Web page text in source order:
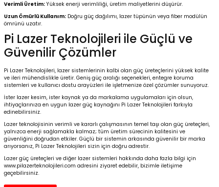
Verimli Üretim: Yüksek enerji verimliliği, üretim maliyetlerini düşürür.
Uzun Ömürlü Kullanım: Doğru güç dağılımı, lazer tüpünün veya fiber modülün
ömrünü uzatır.
Pi Lazer Teknolojileri ile Güçlü ve
Güvenilir Çözümler
Pi Lazer Teknolojileri, lazer sistemlerinin kalbi olan güç üreteçlerini yüksek kalite
ve ileri mühendislikle üretir. Geniş güç aralığı seçenekleri, entegre koruma
sistemleri ve kullanıcı dostu arayüzleri ile işletmenize özel çözümler sunuyoruz.
İster lazer kesim, ister kaynak ya da markalama uygulamaları için olsun,
ihtiyaçlarınıza en uygun lazer güç kaynağını Pi Lazer Teknolojileri farkıyla
edinebilirsiniz.
Lazer teknolojisinin verimli ve kararlı çalışmasının temel taşı olan güç üreteçleri,
yalnızca enerji sağlamakla kalmaz; tüm üretim sürecinin kalitesini ve
güvenliğini doğrudan etkiler. Güçlü bir sistemin arkasında güvenilir bir marka
arıyorsanız, Pi Lazer Teknolojileri sizin için doğru adrestir.
Lazer güç üreteçleri ve diğer lazer sistemleri hakkında daha fazla bilgi için
www.pilazerteknolojileri.com adresini ziyaret edebilir, bizimle iletişime
geçebilirsiniz.